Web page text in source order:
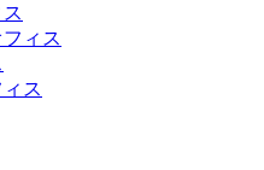
ィス
ス